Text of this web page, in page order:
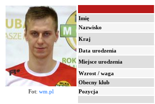
Imię
Nazwisko
Kraj
Data urodzenia
Miejsce urodzenia
Wzrost / waga
Obecny klub
Fot: wm.pl Pozycja